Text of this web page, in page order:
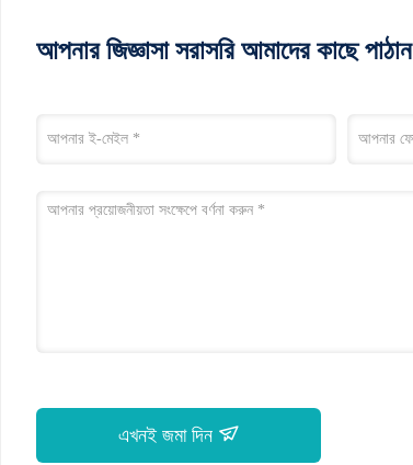
আপনার জিজ্ঞাসা সরাসরি আমাদের কাছে পাঠান
এখনই জমা দিন